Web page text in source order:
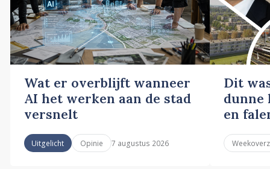
Wat er overblijft wanneer
AI het werken aan de stad
versnelt
Uitgelicht Opinie 7 augustus 2026
Dit
dunne
en